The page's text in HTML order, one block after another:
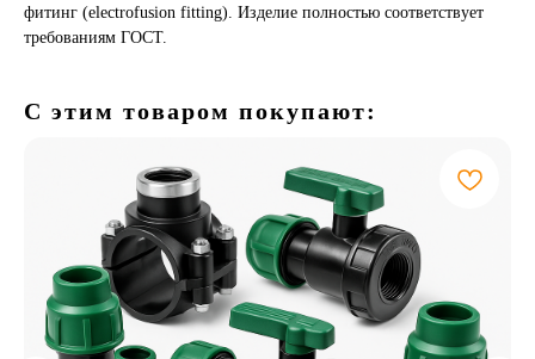
фитинг (electrofusion fitting). Изделие полностью соответствует
требованиям ГОСТ.
С этим товаром покупают: